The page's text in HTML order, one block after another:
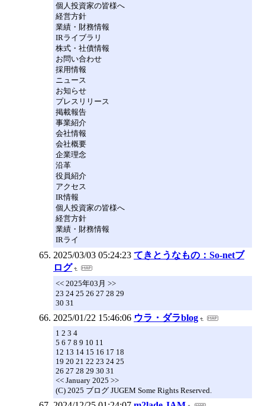
個人投資家の皆様へ
経営方針
業績・財務情報
IRライブラリ
株式・社債情報
お問い合わせ
採用情報
ニュース
お知らせ
プレスリリース
掲載報告
事業紹介
会社情報
会社概要
企業理念
沿革
役員紹介
アクセス
IR情報
個人投資家の皆様へ
経営方針
業績・財務情報
IRライ
2025/03/03 05:24:23 てきとうなもの：So-netブ
ログ
<< 2025年03月 >>
23 24 25 26 27 28 29
30 31
2025/01/22 15:46:06 ウラ・ダラblog
1 2 3 4
5 6 7 8 9 10 11
12 13 14 15 16 17 18
19 20 21 22 23 24 25
26 27 28 29 30 31
<< January 2025 >>
(C) 2025 ブログ JUGEM Some Rights Reserved.